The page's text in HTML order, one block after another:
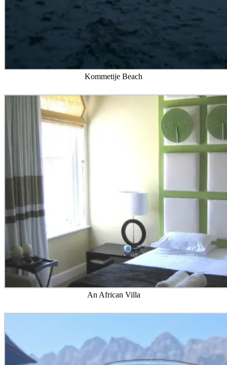
Kommetije Beach
An African Villa